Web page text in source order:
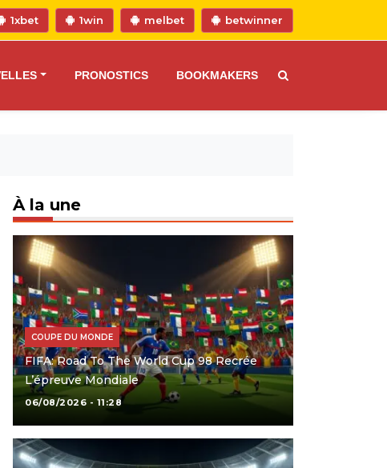
1xbet 1win melbet betwinner
PRONOSTICS BOOKMAKERS
À la une
COUPE DU MONDE
FIFA: Road To The World Cup 98 Recrée
L’épreuve Mondiale
06/08/2026 - 11:28